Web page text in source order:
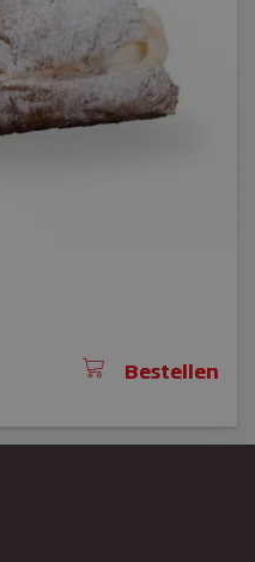
Bestellen